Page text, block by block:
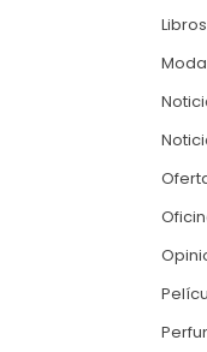
Libros
Moda